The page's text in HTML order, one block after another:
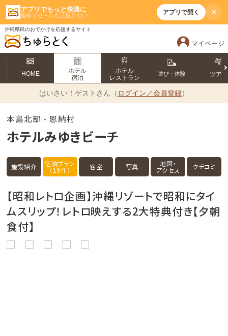
アプリでもっと快適に
通知でセールも見逃さない アプリで開く ×
沖縄県民のおでかけを応援するサイト
マイページ
HOME
ホテル
宿泊
ホテル
レストラン
遊び・体験 ツアー
はいさい！ ゲストさん（ ログイン／会員登録）
本島北部 - 恩納村
ホテルみゆきビーチ
施設紹介 宿泊プラン
（19件） 客室 写真 地図・
アクセス クチコミ
【昭和レトロ企画】沖縄リゾートで昭和にタイ
ムスリップ！レトロ映えする2大特典付き【夕朝
食付】